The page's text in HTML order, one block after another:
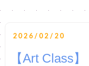
2026/02/20
【Art Class